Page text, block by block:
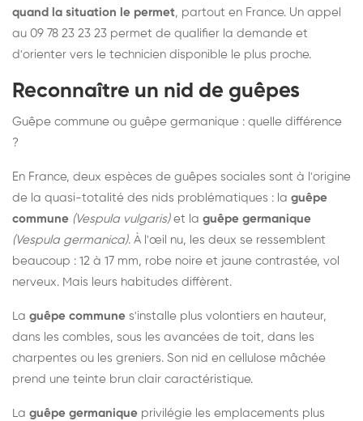
quand la situation le permet, partout en France. Un appel
au 09 78 23 23 23 permet de qualifier la demande et
d'orienter vers le technicien disponible le plus proche.
Reconnaître un nid de guêpes
Guêpe commune ou guêpe germanique : quelle différence
?
En France, deux espèces de guêpes sociales sont à l'origine
de la quasi-totalité des nids problématiques : la guêpe
commune (Vespula vulgaris)et la guêpe germanique
(Vespula germanica). À l'œil nu, les deux se ressemblent
beaucoup : 12 à 17 mm, robe noire et jaune contrastée, vol
nerveux. Mais leurs habitudes diffèrent.
La guêpe commune s'installe plus volontiers en hauteur,
dans les combles, sous les avancées de toit, dans les
charpentes ou les greniers. Son nid en cellulose mâchée
prend une teinte brun clair caractéristique.
La guêpe germanique privilégie les emplacements plus